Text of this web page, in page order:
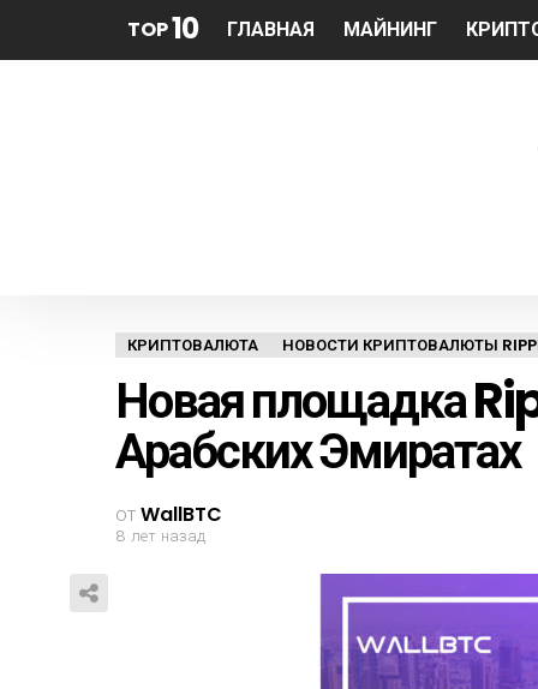
TOP10 ГЛАВНАЯ МАЙНИНГ
КРИПТОВАЛЮТА НОВОСТИ КРИПТОВАЛЮТЫ
Новая площадка
Арабских Эмиратах
отWallBTC
8 лет назад